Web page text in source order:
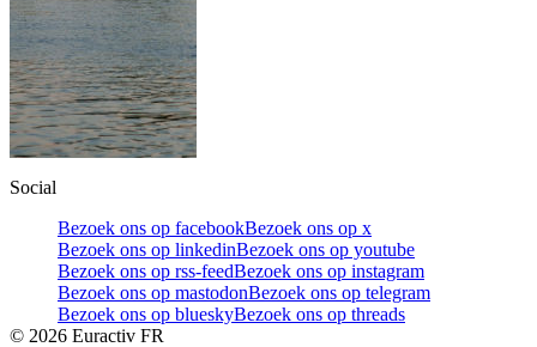
Social
Bezoek ons op facebookBezoek ons op x
Bezoek ons op linkedinBezoek ons op youtube
Bezoek ons op rss-feedBezoek ons op instagram
Bezoek ons op mastodonBezoek ons op telegram
Bezoek ons op blueskyBezoek ons op threads
© 2026 Euractiv FR